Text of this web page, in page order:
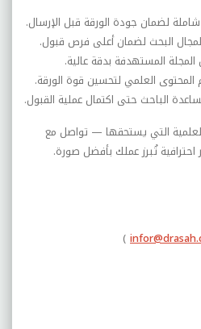
لضمان جودة الورقة قبل الإرسال.
لمجال البحث لضمان أعلى فرص قبول.
المستهدفة بدقة عالية.
العلمي لتحسين قوة الورقة.
الباحث حتى اكتمال عملية القبول.
التي يستحقها — تواصل مع
احترافية تُبرز عملك بأفضل صورة.
)